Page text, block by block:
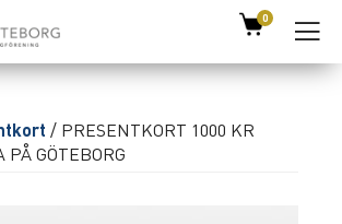
0
/ PRESENTKORT 1000 KR
GÖTEBORG